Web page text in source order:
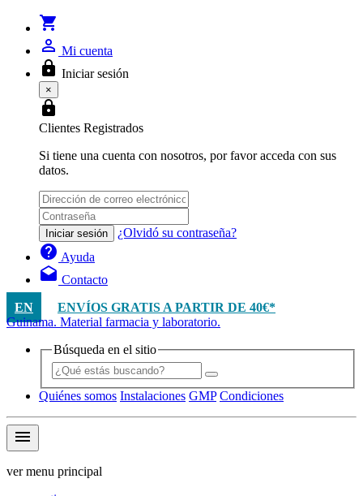
shopping_cart
person_outline Mi cuenta
lock Iniciar sesión
×
lock
Clientes Registrados
Si tiene una cuenta con nosotros, por favor acceda con sus
datos.
Iniciar sesión ¿Olvidó su contraseña?
help Ayuda
drafts Contacto
EN
ENVÍOS GRATIS A PARTIR DE 40€*
Guinama. Material farmacia y laboratorio.
Búsqueda en el sitio
Quiénes somos Instalaciones GMP Condiciones
menu
ver menu principal